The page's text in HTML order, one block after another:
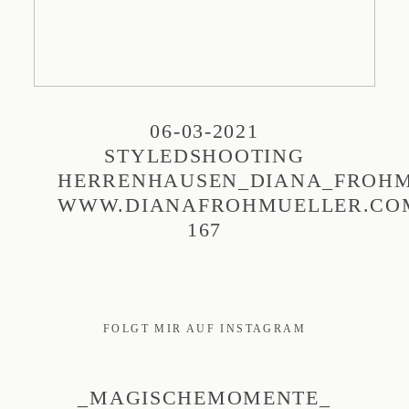
06-03-2021
STYLEDSHOOTING
167
FOLGT MIR AUF INSTAGRAM
_MAGISCHEMOMENTE_